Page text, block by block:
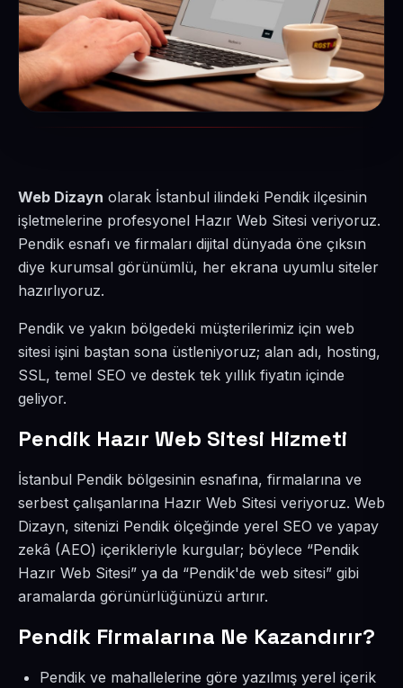
Web Dizayn olarak İstanbul ilindeki Pendik ilçesinin
işletmelerine profesyonel Hazır Web Sitesi veriyoruz.
Pendik esnafı ve firmaları dijital dünyada öne çıksın
diye kurumsal görünümlü, her ekrana uyumlu siteler
hazırlıyoruz.
Pendik ve yakın bölgedeki müşterilerimiz için web
sitesi işini baştan sona üstleniyoruz; alan adı, hosting,
SSL, temel SEO ve destek tek yıllık fiyatın içinde
geliyor.
Pendik Hazır Web Sitesi Hizmeti
İstanbul Pendik bölgesinin esnafına, firmalarına ve
serbest çalışanlarına Hazır Web Sitesi veriyoruz. Web
Dizayn, sitenizi Pendik ölçeğinde yerel SEO ve yapay
zekâ (AEO) içerikleriyle kurgular; böylece “Pendik
Hazır Web Sitesi” ya da “Pendik'de web sitesi” gibi
aramalarda görünürlüğünüzü artırır.
Pendik Firmalarına Ne Kazandırır?
Pendik ve mahallelerine göre yazılmış yerel içerik